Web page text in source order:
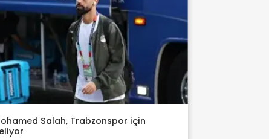
Salah, Trabzonspor için